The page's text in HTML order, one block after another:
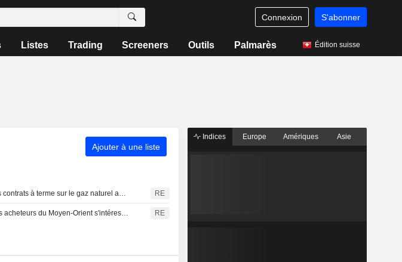
Connexion S'abonner
Listes Trading Screeners Outils Palmarès Édition suisse
Ajouter à une liste
Les contrats à terme sur le gaz naturel américain progressent grâce à la hausse des flux d'exportation de GNL RE
Des acheteurs du Moyen-Orient s'intéressent aux cargaisons de GNL canadien, selon Pacific Energy RE
Indices Europe Amériques Asie